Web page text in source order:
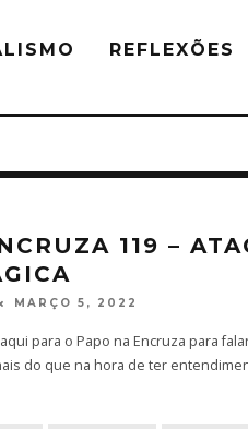
REFLEXÕES
119 –
MARÇO 5, 2022
para o Papo na Encruza para
do que na hora de ter